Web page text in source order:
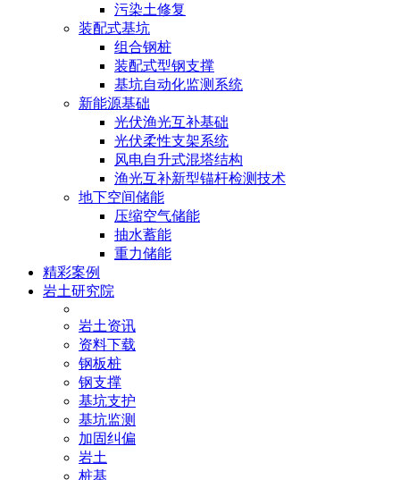
污染土修复
装配式基坑
组合钢桩
装配式型钢支撑
基坑自动化监测系统
新能源基础
光伏渔光互补基础
光伏柔性支架系统
风电自升式混塔结构
渔光互补新型锚杆检测技术
地下空间储能
压缩空气储能
抽水蓄能
重力储能
精彩案例
岩土研究院
岩土资讯
资料下载
钢板桩
钢支撑
基坑支护
基坑监测
加固纠偏
岩土
桩基